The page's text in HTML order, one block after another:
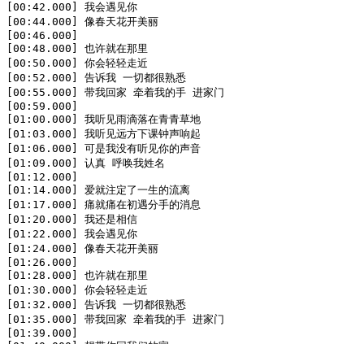
[00:42.000] 我会遇见你
[00:44.000] 像春天花开美丽
[00:46.000]
[00:48.000] 也许就在那里
[00:50.000] 你会轻轻走近
[00:52.000] 告诉我 一切都很熟悉
[00:55.000] 带我回家 牵着我的手 进家门
[00:59.000]
[01:00.000] 我听见雨滴落在青青草地
[01:03.000] 我听见远方下课钟声响起
[01:06.000] 可是我没有听见你的声音
[01:09.000] 认真 呼唤我姓名
[01:12.000]
[01:14.000] 爱就注定了一生的流离
[01:17.000] 痛就痛在初遇分手的消息
[01:20.000] 我还是相信
[01:22.000] 我会遇见你
[01:24.000] 像春天花开美丽
[01:26.000]
[01:28.000] 也许就在那里
[01:30.000] 你会轻轻走近
[01:32.000] 告诉我 一切都很熟悉
[01:35.000] 带我回家 牵着我的手 进家门
[01:39.000]